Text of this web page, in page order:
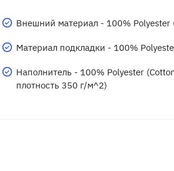
Внешний материал - 100% Polyester
Материал подкладки - 100%
Наполнитель - 100% Polyester
плотность 350 г/м^2)